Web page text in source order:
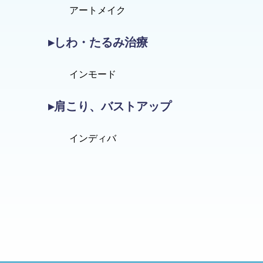
アートメイク
▸しわ・たるみ治療
インモード
▸肩こり、バストアップ
インディバ